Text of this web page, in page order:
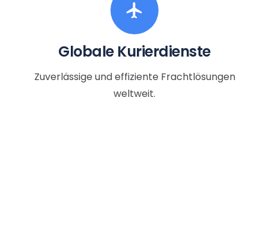
flight
Globale Kurierdienste
Zuverlässige und effiziente Frachtlösungen
weltweit.